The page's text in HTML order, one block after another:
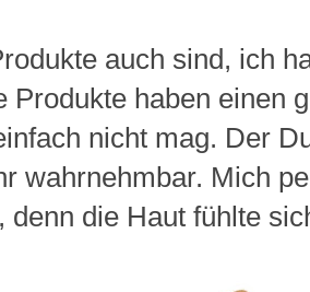
auch sind, ich
Produkte haben einen
nicht mag. Der
wahrnehmbar. Mich
denn die Haut fühlte